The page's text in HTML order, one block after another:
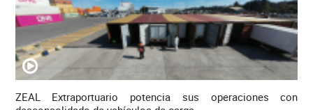
ZEAL Extraportuario potencia sus operaciones con